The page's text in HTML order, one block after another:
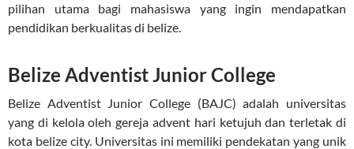
pilihan utama bagi mahasiswa yang ingin mendapatkan
pendidikan berkualitas di belize.
Belize Adventist Junior College
Belize Adventist Junior College (BAJC) adalah universitas
yang di kelola oleh gereja advent hari ketujuh dan terletak di
kota belize city. Universitas ini memiliki pendekatan yang unik